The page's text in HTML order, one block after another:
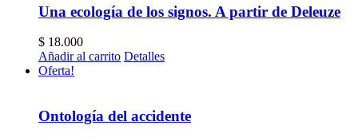
$ 18.000.$ 12.600.
Una ecología de los signos. A partir de Deleuze
$ 18.000
Añadir al carrito Detalles
Oferta!
Ontología del accidente